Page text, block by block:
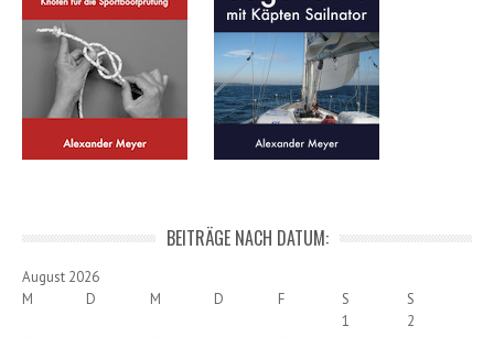
BEITRÄGE NACH DATUM:
August 2026
M
D M D F S
S
1
2